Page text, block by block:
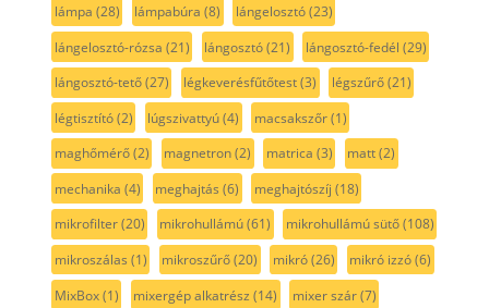
lámpa (28) lámpabúra (8) lángelosztó(23)
lángelosztó-rózsa (21) lángosztó(21) lángosztó-fedél (29)
lángosztó-tető(27) légkeverésfűtőtest(3) légszűrő(21)
légtisztító(2) lúgszivattyú(4) macsakszőr(1)
maghőmérő(2) magnetron(2) matrica (3) matt(2)
mechanika (4) meghajtás (6) meghajtószíj (18)
mikrofilter(20) mikrohullámú(61) mikrohullámú sütő(108)
mikroszálas (1) mikroszűrő(20) mikró(26) mikró izzó(6)
MixBox(1) mixergép alkatrész (14) mixer szár(7)